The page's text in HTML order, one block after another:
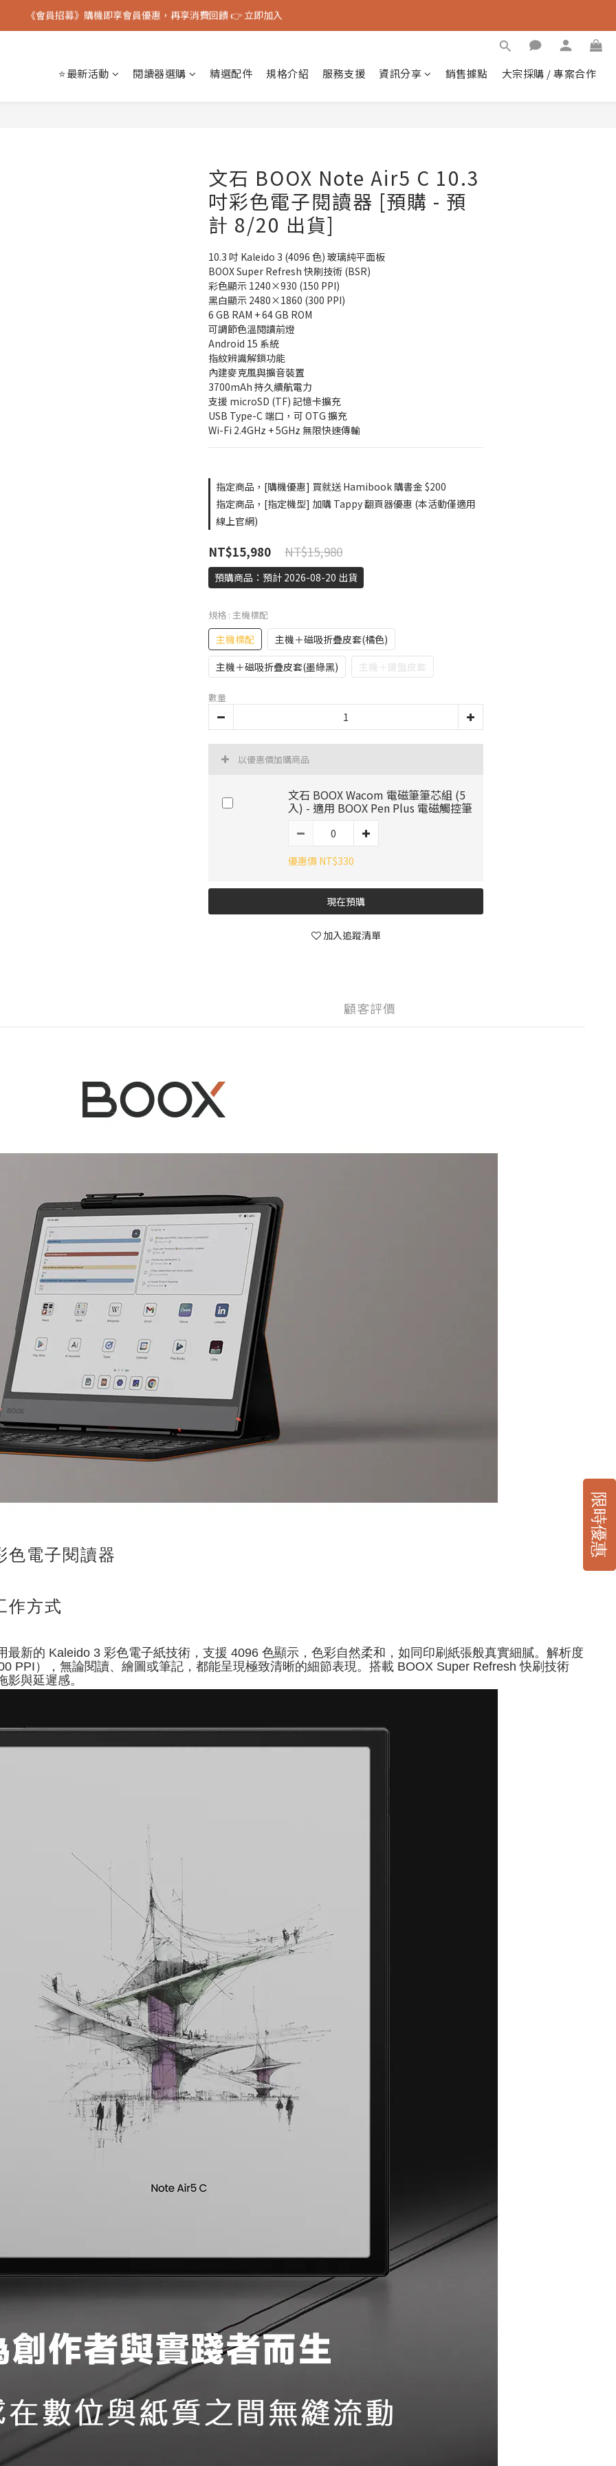
《會員招募》購機即享會員優惠，再享消費回饋 👉 立即加入
BOOX 官方授權台灣代理經銷 & 原廠保固服務
⭐最新活動 閱讀器選購 精選配件 規格介紹 服務支援 資訊分享 銷售據點 大宗採購 / 專案合作
文石 BOOX Note Air5 C 10.3
吋彩色電子閱讀器 [預購 - 預
計 8/20 出貨]
10.3 吋 Kaleido 3 (4096 色) 玻璃純平面板
BOOX Super Refresh 快刷技術 (BSR)
彩色顯示 1240×930 (150 PPI)
黑白顯示 2480×1860 (300 PPI)
6 GB RAM + 64 GB ROM
可調節色溫閱讀前燈
Android 15 系統
指紋辨識解鎖功能
內建麥克風與擴音裝置
3700mAh 持久續航電力
支援 microSD (TF) 記憶卡擴充
USB Type-C 端口，可 OTG 擴充
Wi-Fi 2.4GHz + 5GHz 無限快速傳輸
指定商品，[購機優惠] 買就送 Hamibook 購書金 $200
指定商品，[指定機型] 加購 Tappy 翻頁器優惠 (本活動僅適用
線上官網)
NT$15,980
NT$15,980
預購商品：預計 2026-08-20 出貨
規格 : 主機標配
主機標配
主機＋磁吸折疊皮套(橘色)
主機＋磁吸折疊皮套(墨綠黑)
主機＋鍵盤皮套
數量
以優惠價加購商品
文石 BOOX Wacom 電磁筆筆芯組 (5
入) - 適用 BOOX Pen Plus 電磁觸控筆
優惠價 NT$330
現在預購
加入追蹤清單
顧客評價
電子閱讀器
作方式
新的 Kaleido 3 彩色電子紙技術，支援 4096 色顯示，色彩自然柔和，如同印刷紙張般真實細膩。解析度
PPI），無論閱讀、繪圖或筆記，都能呈現極致清晰的細節表現。搭載 BOOX Super Refresh 快刷技術
與延遲感。